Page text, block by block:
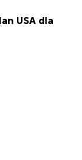
USA dla